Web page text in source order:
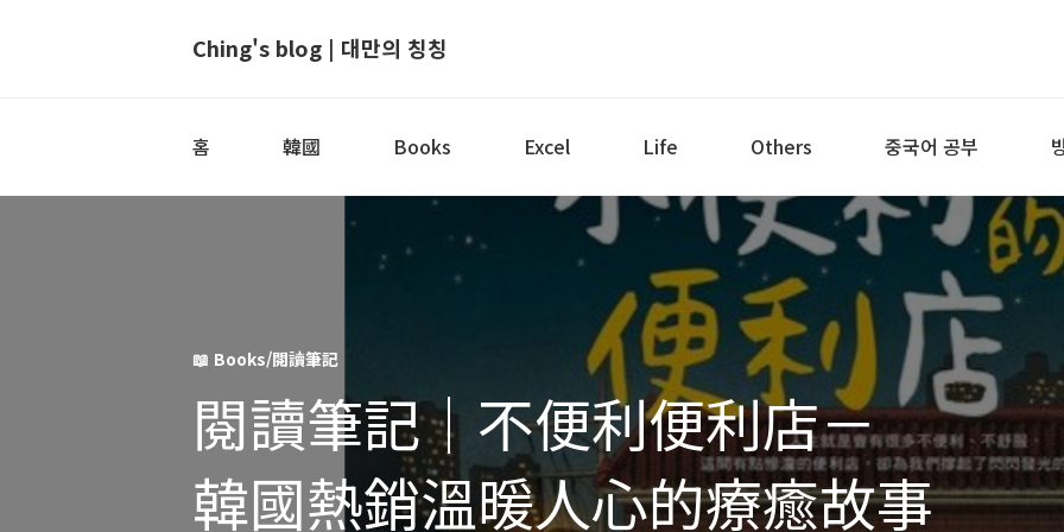
Ching's blog | 대만의 칭칭
홈 韓國 Books Excel Life Others 중국어 공부
📖 Books/閱讀筆記
閱讀筆記｜不便利便利店－
韓國熱銷溫暖人心的療癒故事